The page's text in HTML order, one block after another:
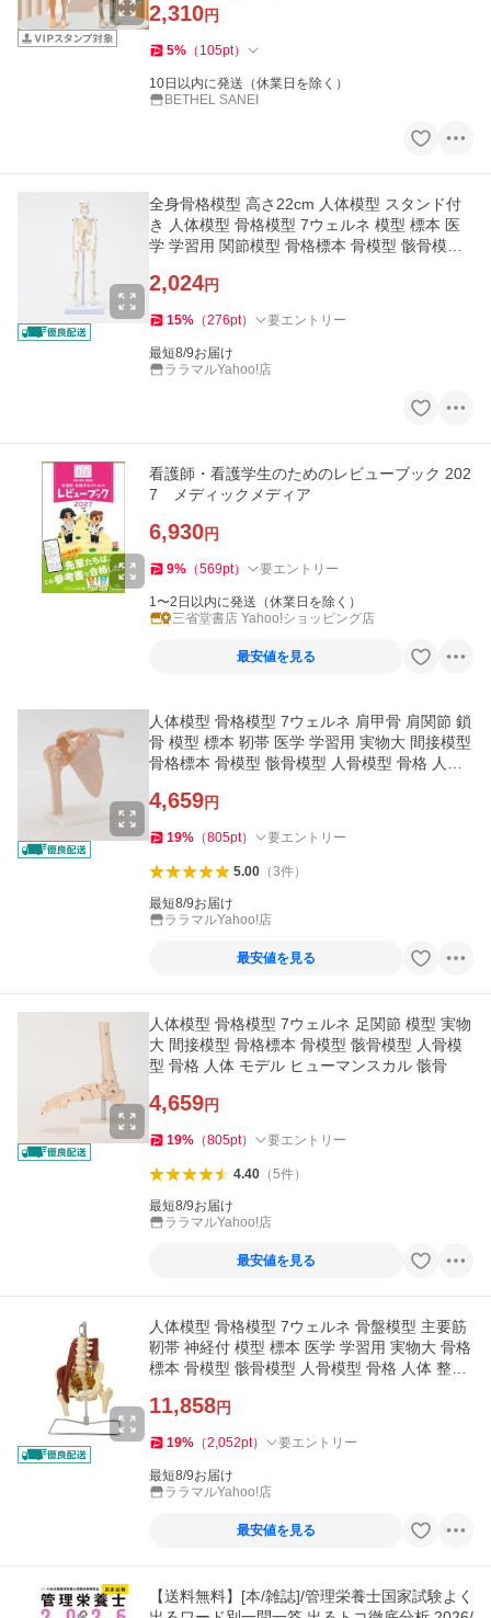
2,310円
5% （ 105pt）
10日以内に発送（休業日を除く）
BETHEL SANEI
全身骨格模型 高さ22cm 人体模型 スタンド付
き 人体模型 骨格模型 7ウェルネ 模型 標本 医
学 学習用 関節模型 骨格標本 骨模型 骸骨模型
2,024円
15% （276pt） 要エントリー
最短8/9お届け
ララマルYahoo!店
看護師・看護学生のためのレビューブック 202
7 メディックメディア
6,930円
9% （569pt） 要エントリー
1〜2日以内に発送（休業日を除く）
三省堂書店 Yahoo!ショッピング店
最安値を見る
人体模型 骨格模型 7ウェルネ 肩甲骨 肩関節 鎖
骨 模型 標本 靭帯 医学 学習用 実物大 間接模型
骨格標本 骨模型 骸骨模型 人骨模型 骨格 人体
4,659円
19% （805pt） 要エントリー
5.00（3件）
最短8/9お届け
ララマルYahoo!店
最安値を見る
人体模型 骨格模型 7ウェルネ 足関節 模型 実物
大 間接模型 骨格標本 骨模型 骸骨模型 人骨模
型 骨格 人体 モデル ヒューマンスカル 骸骨
4,659円
19% （805pt） 要エントリー
4.40（5件）
最短8/9お届け
ララマルYahoo!店
最安値を見る
人体模型 骨格模型 7ウェルネ 骨盤模型 主要筋
靭帯 神経付 模型 標本 医学 学習用 実物大 骨格
標本 骨模型 骸骨模型 人骨模型 骨格 人体 整体
11,858円
19% （2,052pt） 要エントリー
最短8/9お届け
ララマルYahoo!店
最安値を見る
【送料無料】[本/雑誌]/管理栄養士国家試験よく